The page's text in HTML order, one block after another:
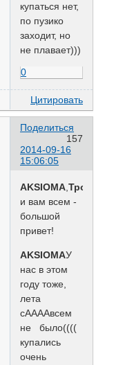
купаться нет,
по пузико
заходит, но
не плавает)))
0
Цитировать
Поделиться
157
2014-09-16
15:06:05
AKSIOMA Троша
и вам всем -
большой
привет!
AKSIOMAУ
нас в этом
году тоже,
лета
сААААвсем
не было((((
купались
очень